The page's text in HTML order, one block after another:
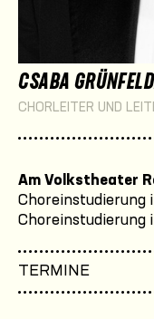
CSABA
CHORLEITER UND
Am Volkstheater
Choreinstudierung
Choreinstudierung
TERMINE